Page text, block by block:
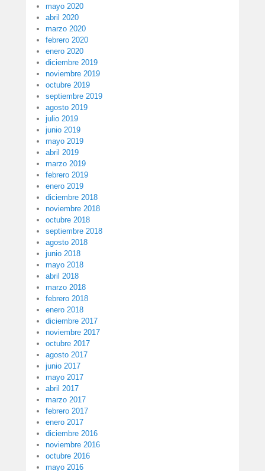
mayo 2020
abril 2020
marzo 2020
febrero 2020
enero 2020
diciembre 2019
noviembre 2019
octubre 2019
septiembre 2019
agosto 2019
julio 2019
junio 2019
mayo 2019
abril 2019
marzo 2019
febrero 2019
enero 2019
diciembre 2018
noviembre 2018
octubre 2018
septiembre 2018
agosto 2018
junio 2018
mayo 2018
abril 2018
marzo 2018
febrero 2018
enero 2018
diciembre 2017
noviembre 2017
octubre 2017
agosto 2017
junio 2017
mayo 2017
abril 2017
marzo 2017
febrero 2017
enero 2017
diciembre 2016
noviembre 2016
octubre 2016
mayo 2016